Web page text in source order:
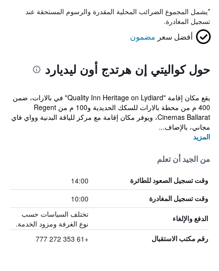
*يشمل المجموع الضرائب المحلية المقدرة والرسوم المستحقة عند
تسجيل المغادرة.
أفضل سعر مضمون
حول كواليتي إن هرتدج أون ليديارد
يقع مكان إقامة "Quality Inn Heritage on Lydiard" في بالارات، ضمن
400 م من محطة بالارات للسكك الحديدية و100 م من Regent
Cinemas Ballarat، ويوفر مكان إقامة مع مركز للياقة البدنية وواي فاي
مجاني، بالإضاف...
المزيد
من الجيد أن تعلم
وقت تسجيل الصعود للطائرة 14:00
وقت تسجيل المغادرة 10:00
الدفع والإلغاء
تختلف السياسات حسب
نوع الغرفة ومزود الخدمة.
رقم مكتب الاستقبال +61 353 272 777